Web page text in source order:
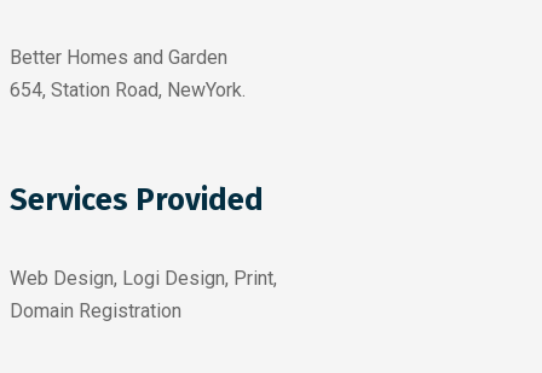
Better Homes and Garden
654, Station Road, NewYork.
Services Provided
Web Design, Logi Design, Print,
Domain Registration